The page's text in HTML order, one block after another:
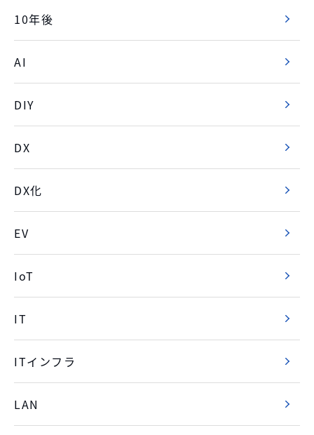
10年後
AI
DIY
DX
DX化
EV
IoT
IT
ITインフラ
LAN